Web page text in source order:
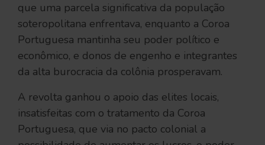
que uma parcela significativa da população
soteropolitana enfrentava, enquanto a Coroa
Portuguesa mantinha seu poder político e
econômico, e donos de engenho e integrantes
da alta burocracia da colônia prosperavam.
A revolta ganhou o apoio das elites locais,
insatisfeitas com o tratamento da Coroa
Portuguesa, que via no pacto colonial a